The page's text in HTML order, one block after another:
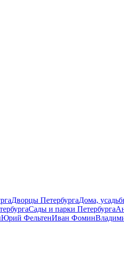
Дворцы ПетербургаДома,
Сады и парки Петербурга
Юрий ФельтенИван Фомин